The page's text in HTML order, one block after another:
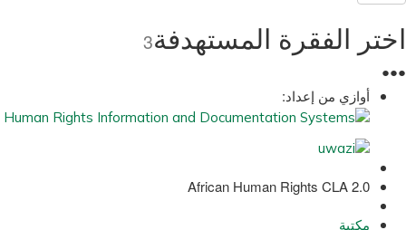
اختر الفقرة المستهدفة3
●
●
●
أوازي من إعداد:
African Human Rights CLA 2.0
مكتبة